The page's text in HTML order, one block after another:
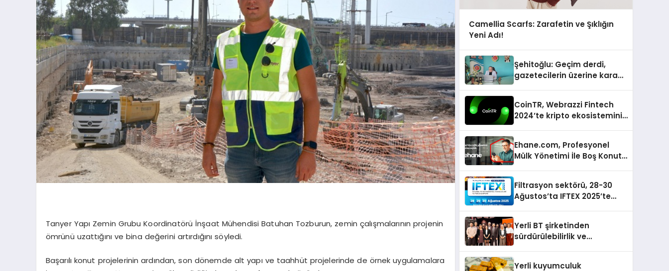
Tanyer Yapı Zemin Grubu Koordinatörü İnşaat Mühendisi Batuhan Tozburun, zemin çalışmalarının projenin
ömrünü uzattığını ve bina değerini artırdığını söyledi.
Başarılı konut projelerinin ardından, son dönemde alt yapı ve taahhüt projelerinde de örnek uygulamalara
Camellia Scarfs: Zarafetin ve Şıklığın
Yeni Adı!
Şehitoğlu: Geçim derdi,
gazetecilerin üzerine kara
CoinTR, Webrazzi Fintech
2024’te kripto ekosisteminin
Ehane.com, Profesyonel
Mülk Yönetimi İle Boş Konut
Filtrasyon sektörü, 28-30
Ağustos’ta IFTEX 2025’te
Yerli BT şirketinden
sürdürülebilirlik ve
Yerli kuyumculuk